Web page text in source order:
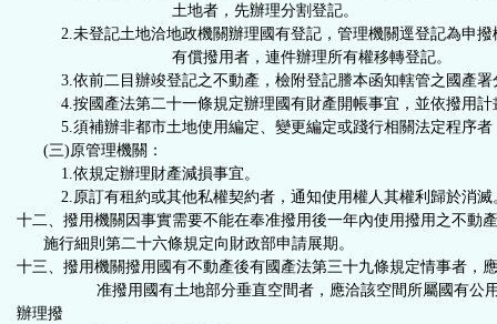
土地者，先辦理分割登記。
2.未登記土地洽地政機關辦理國有登記，管理機關逕登記為申
有償撥用者，連件辦理所有權移轉登記。
3.依前二目辦竣登記之不動產，檢附登記謄本函知轄管之國產
4.按國產法第二十一條規定辦理國有財產開帳事宜，並依撥用計
5.須補辦非都市土地使用編定、變更編定或踐行相關法定程序
(三)原管理機關：
1.依規定辦理財產減損事宜。
2.原訂有租約或其他私權契約者，通知使用權人其權利歸於消滅
十二、撥用機關因事實需要不能在奉准撥用後一年內使用撥用之不動
施行細則第二十六條規定向財政部申請展期。
十三、 撥用機關撥用國有不動產後有國產法第三十九條規定情事者，
准撥用國有土地部分垂直空間者，應洽該空間所屬國有公
辦理撥